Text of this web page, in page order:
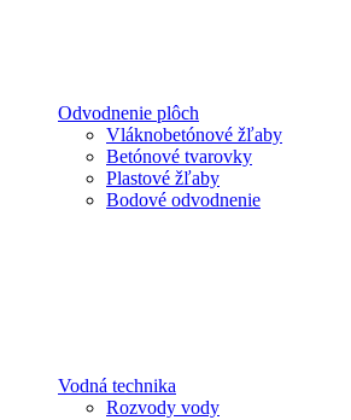
Odvodnenie plôch
Vláknobetónové žľaby
Betónové tvarovky
Plastové žľaby
Bodové odvodnenie
Vodná technika
Rozvody vody